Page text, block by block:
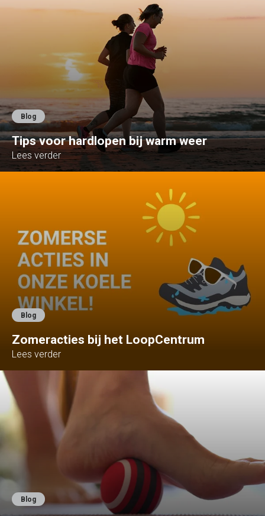
Blog
Tips voor hardlopen bij warm weer
Lees verder
Blog
Zomeracties bij het LoopCentrum
Lees verder
Blog